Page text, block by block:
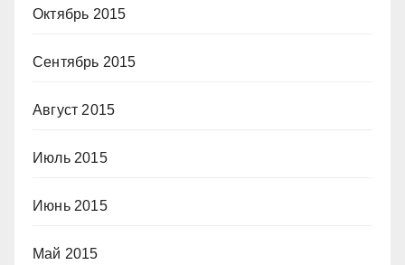
Октябрь 2015
Сентябрь 2015
Август 2015
Июль 2015
Июнь 2015
Май 2015